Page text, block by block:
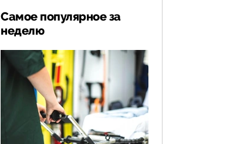
Самое популярное за
неделю